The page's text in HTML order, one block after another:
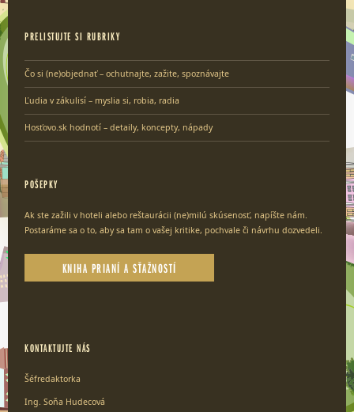
PRELISTUJTE SI RUBRIKY
Čo si (ne)objednať – ochutnajte, zažite, spoznávajte
Ľudia v zákulisí – myslia si, robia, radia
Hosťovo.sk hodnotí – detaily, koncepty, nápady
POŠEPKY
Ak ste zažili v hoteli alebo reštaurácii (ne)milú skúsenosť, napíšte nám.
Postaráme sa o to, aby sa tam o vašej kritike, pochvale či návrhu dozvedeli.
KNIHA PRIANÍ A SŤAŽNOSTÍ
KONTAKTUJTE NÁS
Šéfredaktorka
Ing. Soňa Hudecová